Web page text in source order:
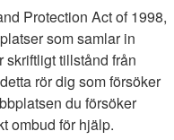
Protection Act of 1998,
som samlar in
skriftligt tillstånd från
rör dig som försöker
du försöker
ombud för hjälp.